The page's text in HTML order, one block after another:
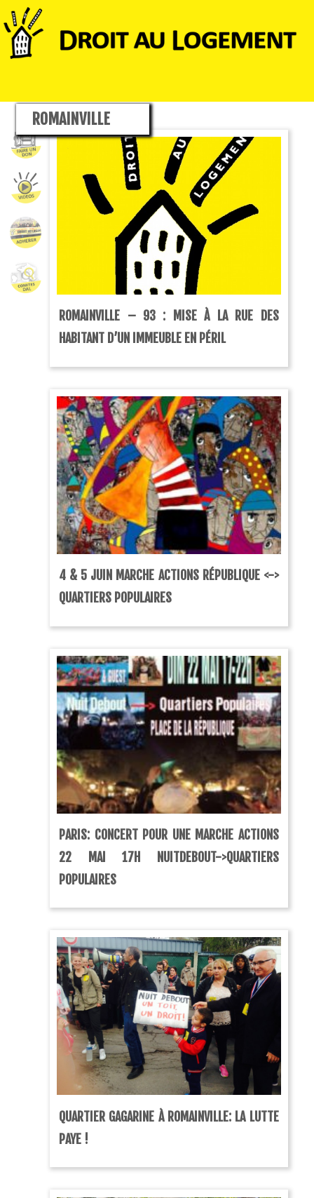
ROMAINVILLE
ROMAINVILLE – 93 : MISE À LA RUE DES
HABITANT D’UN IMMEUBLE EN PÉRIL
4 & 5 JUIN MARCHE ACTIONS RÉPUBLIQUE <->
QUARTIERS POPULAIRES
PARIS: CONCERT POUR UNE MARCHE ACTIONS
22 MAI 17H NUITDEBOUT->QUARTIERS
POPULAIRES
QUARTIER GAGARINE À ROMAINVILLE: LA LUTTE
PAYE !